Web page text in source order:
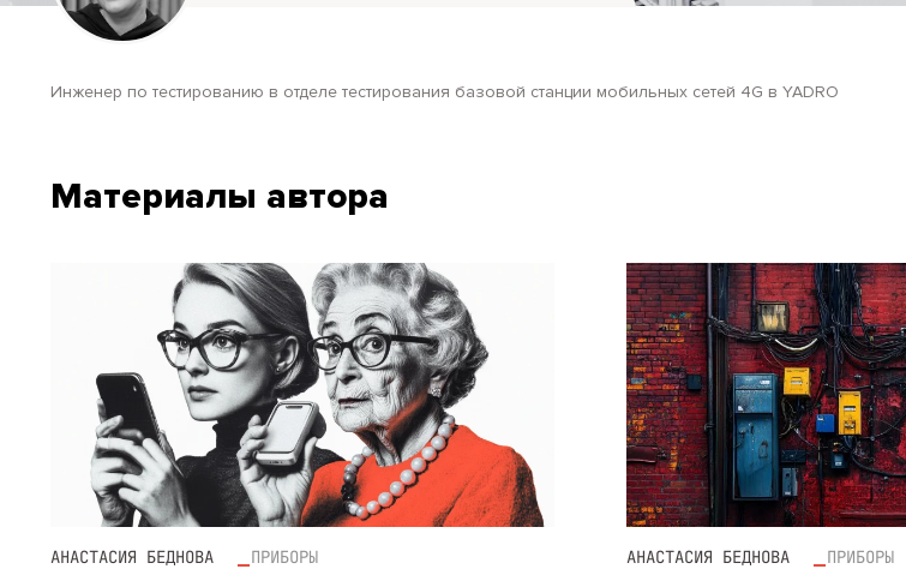
инженер по тестированию в отделе тестирования базовой станции мобильных сетей 4G в YADRO
Материалы автора
АНАСТАСИЯ БЕДНОВА ПРИБОРЫ АНАСТАСИЯ БЕДНОВА ПРИБОРЫ